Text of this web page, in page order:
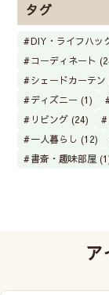
タグ
DIY・ライフハッ
コーディネート
シェードカーテン
ディズニー (1)
リビング (24)
一人暮らし (12)
書斎・趣味部屋